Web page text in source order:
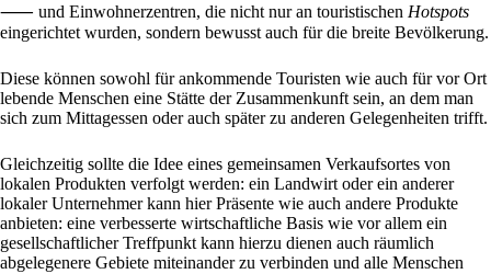
⸺ und Einwohnerzentren, die nicht nur an touristischen Hotspots
eingerichtet wurden, sondern bewusst auch für die breite Bevölkerung.
Diese können sowohl für ankommende Touristen wie auch für vor Ort
lebende Menschen eine Stätte der Zusammenkunft sein, an dem man
sich zum Mittagessen oder auch später zu anderen Gelegenheiten trifft.
Gleichzeitig sollte die Idee eines gemeinsamen Verkaufsortes von
lokalen Produkten verfolgt werden: ein Landwirt oder ein anderer
lokaler Unternehmer kann hier Präsente wie auch andere Produkte
anbieten: eine verbesserte wirtschaftliche Basis wie vor allem ein
gesellschaftlicher Treffpunkt kann hierzu dienen auch räumlich
abgelegenere Gebiete miteinander zu verbinden und alle Menschen